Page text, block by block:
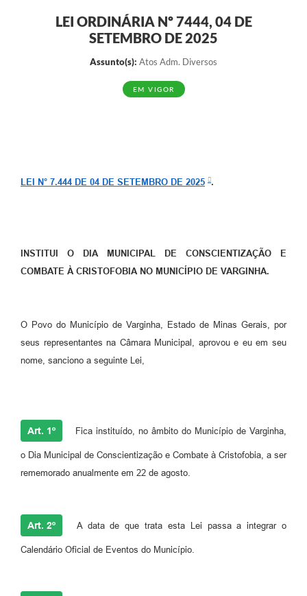
LEI ORDINÁRIA Nº 7444, 04 DE
SETEMBRO DE 2025
Assunto(s): Atos Adm. Diversos
EM VIGOR
LEI N° 7.444 DE 04 DE SETEMBRO DE 2025 .
INSTITUI O DIA MUNICIPAL DE CONSCIENTIZAÇÃO E
COMBATE À CRISTOFOBIA NO MUNICÍPIO DE VARGINHA.
O Povo do Município de Varginha, Estado de Minas Gerais, por
seus representantes na Câmara Municipal, aprovou e eu em seu
nome, sanciono a seguinte Lei,
Art. 1º Fica instituído, no âmbito do Município de Varginha,
o Dia Municipal de Conscientização e Combate à Cristofobia, a ser
rememorado anualmente em 22 de agosto.
Art. 2º A data de que trata esta Lei passa a integrar o
Calendário Oficial de Eventos do Município.